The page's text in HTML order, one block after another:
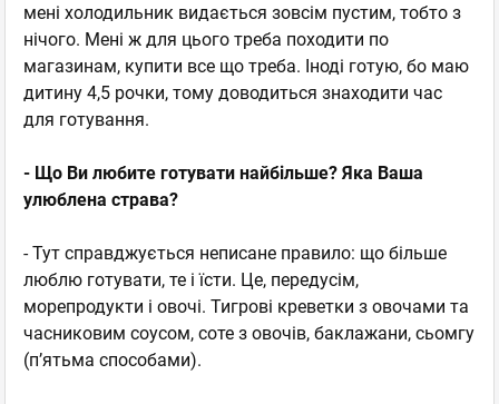
мені холодильник видається зовсім пустим, тобто з
нічого. Мені ж для цього треба походити по
магазинам, купити все що треба. Іноді готую, бо маю
дитину 4,5 рочки, тому доводиться знаходити час
для готування.
- Що Ви любите готувати найбільше? Яка Ваша
улюблена страва?
- Тут справджується неписане правило: що більше
люблю готувати, те і їсти. Це, передусім,
морепродукти і овочі. Тигрові креветки з овочами та
часниковим соусом, соте з овочів, баклажани, сьомгу
(п’ятьма способами).